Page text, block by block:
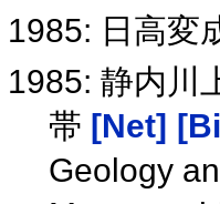
1985: 日高変
1985: 静内川
帯 [Net]
Geology